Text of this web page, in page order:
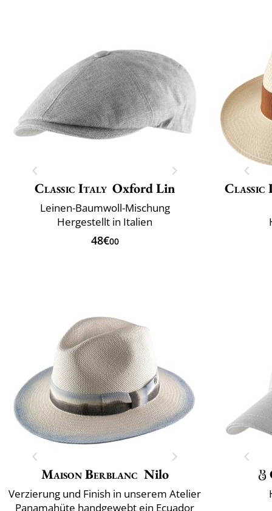
Classic Italy Oxford Lin
Leinen-Baumwoll-Mischung
Hergestellt in Italien
48€00
Maison Berblanc Nilo
Verzierung und Finish in unserem Atelier
Panamahüte handgewebt ein Ecuador